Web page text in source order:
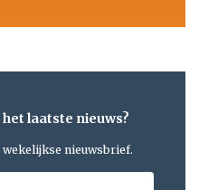
laatste nieuws?
wekelijkse nieuwsbrief.